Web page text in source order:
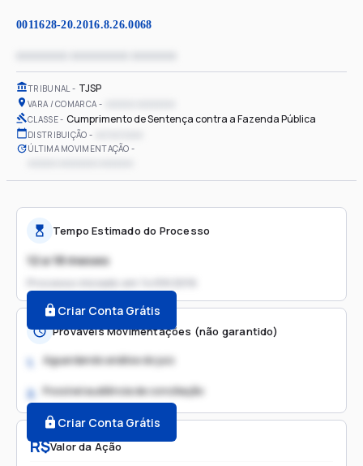
0011628-20.2016.8.26.0068
TRIBUNAL TJSP
VARA / COMARCA
CLASSE Cumprimento de Sentença contra a Fazenda Pública
DISTRIBUIÇÃO
ÚLTIMA MOVIMENTAÇÃO
R$Valor da Ação
Tempo Estimado do Processo
12 a 18 meses
Processo iniciado em
Criar Conta Grátis
Prováveis Movimentações (não garantido)
1. Aguardando análise do juiz
2. Possível audiência de conciliação
Criar Conta Grátis